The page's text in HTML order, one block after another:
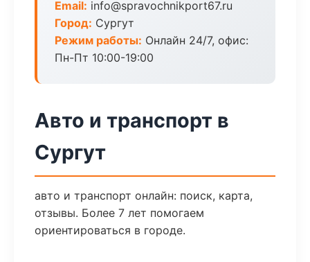
Email: info@spravochnikport67.ru
Город: Сургут
Режим работы: Онлайн 24/7, офис:
Пн-Пт 10:00-19:00
Авто и транспорт в
Сургут
авто и транспорт онлайн: поиск, карта,
отзывы. Более 7 лет помогаем
ориентироваться в городе.